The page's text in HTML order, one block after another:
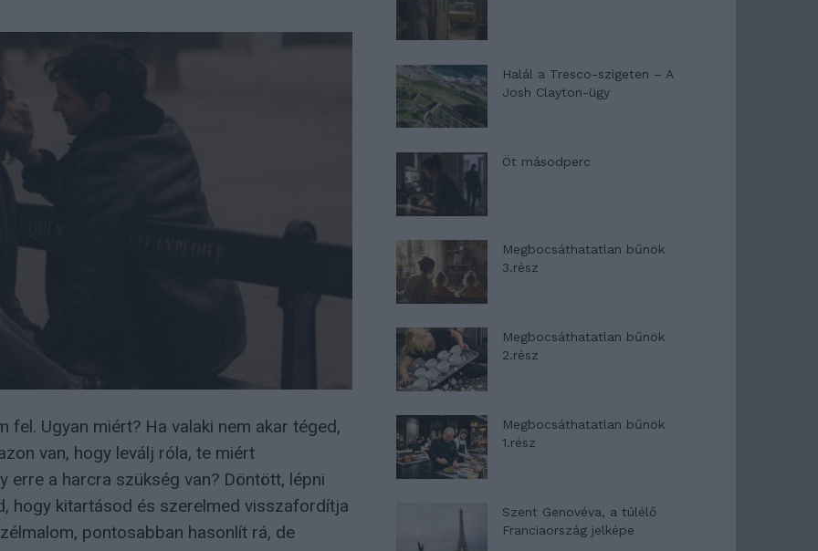
Ugyan miért? Ha valaki nem akar téged,
van, hogy leválj róla, te miért
erre a harcra szükség van? Döntött, lépni
hogy kitartásod és szerelmed visszafordítja
pontosabban hasonlít rá, de
Halál a Tresco-szigeten – A
Josh Clayton-ügy
Öt másodperc
Megbocsáthatatlan bűnök
3.rész
Megbocsáthatatlan bűnök
2.rész
Megbocsáthatatlan bűnök
1.rész
Szent Genovéva, a túlélő
Franciaország jelképe